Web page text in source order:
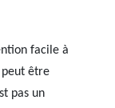
facile à
être
pas un